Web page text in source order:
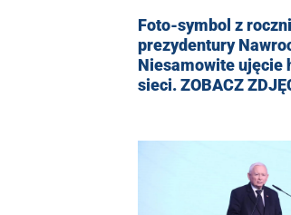
Foto-symbol z
prezydentury
Niesamowite ujęcie
sieci. ZOBACZ